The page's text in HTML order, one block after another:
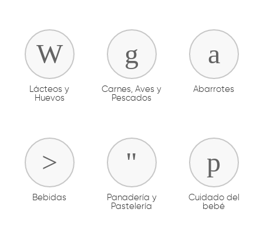
Lácteos y
Huevos
Carnes, Aves y
Pescados
Abarrotes
Bebidas
Panadería y
Pastelería
Cuidado del
bebé